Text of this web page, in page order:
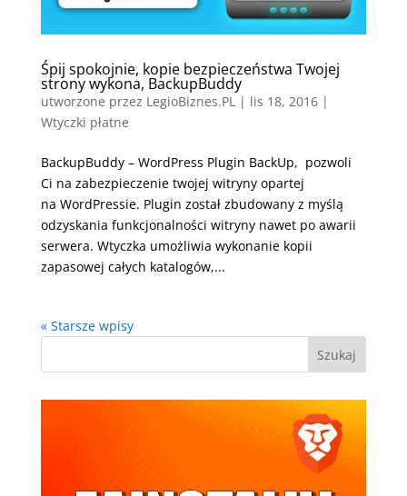
Śpij spokojnie, kopie bezpieczeństwa Twojej
strony wykona, BackupBuddy
utworzone przez LegioBiznes.PL| lis 18, 2016|
Wtyczki płatne
BackupBuddy – WordPress Plugin BackUp, pozwoli
Ci na zabezpieczenie twojej witryny opartej
na WordPressie. Plugin został zbudowany z myślą
odzyskania funkcjonalności witryny nawet po awarii
serwera. Wtyczka umożliwia wykonanie kopii
zapasowej całych katalogów,...
« Starsze wpisy